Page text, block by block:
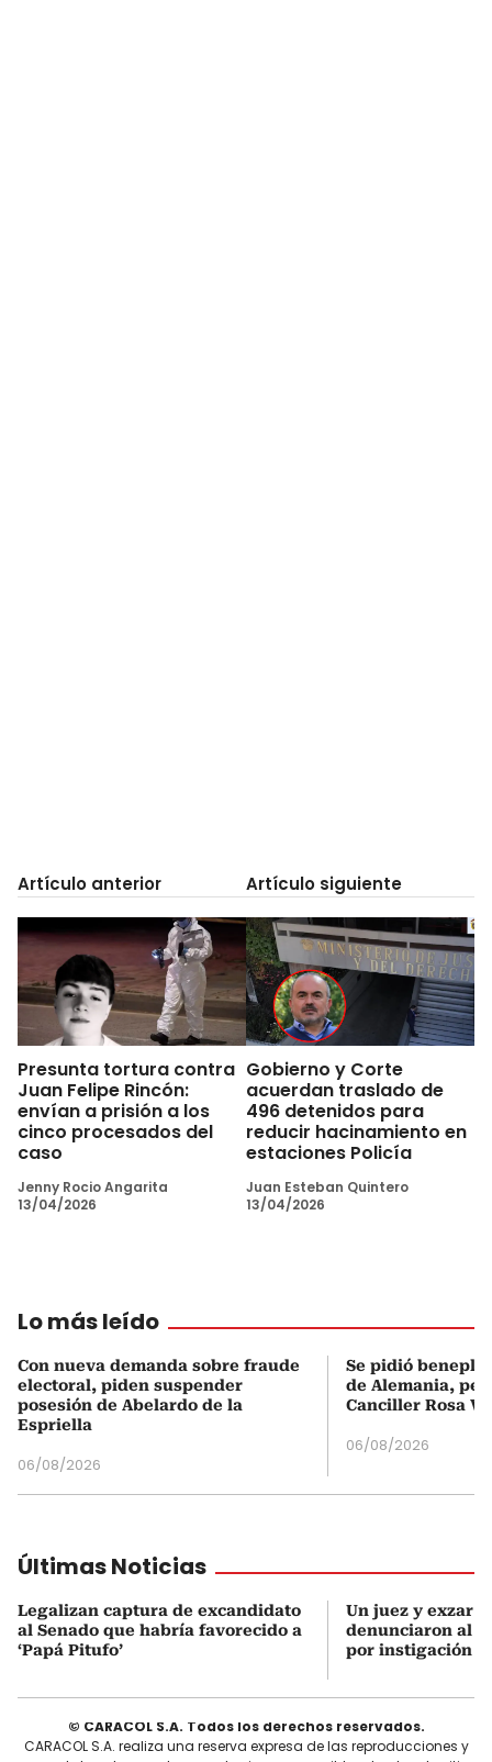
Artículo anterior
Presunta tortura contra
Juan Felipe Rincón:
envían a prisión a los
cinco procesados del
caso
Jenny Rocio Angarita
13/04/2026
Artículo siguiente
Gobierno y Corte
acuerdan traslado de
496 detenidos para
reducir hacinamiento en
estaciones Policía
Juan Esteban Quintero
13/04/2026
Lo más leído
Con nueva demanda sobre fraude
electoral, piden suspender
posesión de Abelardo de la
Espriella
06/08/2026
Se pidió
de Alemania,
Canciller Rosa
06/08/2026
Últimas Noticias
Legalizan captura de excandidato
al Senado que habría favorecido a
‘Papá Pitufo’
Un juez y exzar
denunciaron al
por instigación
© CARACOL S.A. Todos los derechos reservados.
CARACOL S.A. realiza una reserva expresa de las reproducciones y